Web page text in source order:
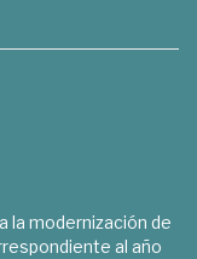
la modernización de
al año